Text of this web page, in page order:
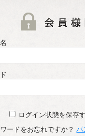
ログイン状態を保存
ードをお忘れですか？パ